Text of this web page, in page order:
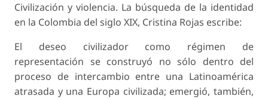
Civilización y violencia. La búsqueda de la identidad
en la Colombia del siglo XIX, Cristina Rojas escribe:
El deseo civilizador como régimen de
representación se construyó no sólo dentro del
proceso de intercambio entre una Latinoamérica
atrasada y una Europa civilizada; emergió, también,